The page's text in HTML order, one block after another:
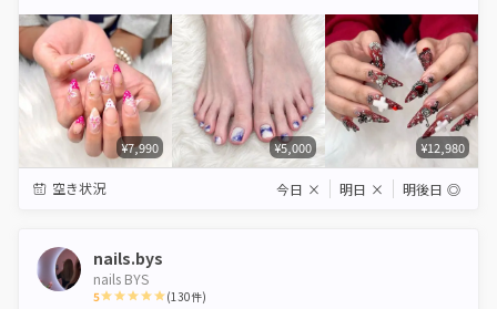
¥7,990 ¥5,000 ¥12,980
空き状況 今日 × 明日 × 明後日 ◎
nails.bys
nails BYS
5 (130件)